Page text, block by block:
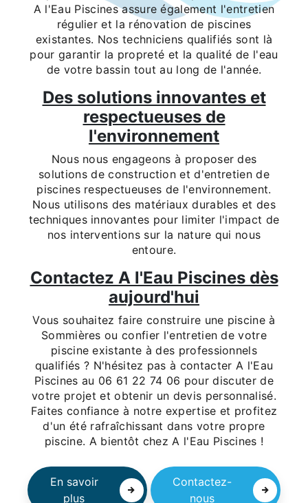
A l'Eau Piscines assure également l'entretien
régulier et la rénovation de piscines
existantes. Nos techniciens qualifiés sont là
pour garantir la propreté et la qualité de l'eau
de votre bassin tout au long de l'année.
Des solutions innovantes et
respectueuses de
l'environnement
Nous nous engageons à proposer des
solutions de construction et d'entretien de
piscines respectueuses de l'environnement.
Nous utilisons des matériaux durables et des
techniques innovantes pour limiter l'impact de
nos interventions sur la nature qui nous
entoure.
Contactez A l'Eau Piscines dès
aujourd'hui
Vous souhaitez faire construire une piscine à
Sommières ou confier l'entretien de votre
piscine existante à des professionnels
qualifiés ? N'hésitez pas à contacter A l'Eau
Piscines au 06 61 22 74 06 pour discuter de
votre projet et obtenir un devis personnalisé.
Faites confiance à notre expertise et profitez
d'un été rafraîchissant dans votre propre
piscine. A bientôt chez A l'Eau Piscines !
En savoir
plus
Contactez-
nous